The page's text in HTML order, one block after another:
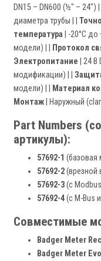
DN15 – DN600 (½" – 24") | |
диаметра трубы | |
температура | -20°C до
модели) | |
Протокол
Электропитание | 24
модификации) | |
модели) | |
Материал
Монтаж | Наружный
Part Numbers
артикулы):
57692-1 (базовая
57692-2(врезной
57692-3(с
57692-4(с M-Bus
Совместимые
Badger Meter
Badger Meter